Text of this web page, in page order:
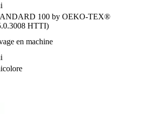
100 by OEKO-TEX®
HTTI)
en machine